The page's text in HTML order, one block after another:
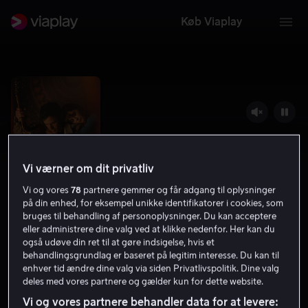
Køb Viaplay
Dreamin' Wild
6.4 Drama 2022 1 t. 46 min
11 år
HD
Vi værner om dit privatliv
Vi og vores78 partnere gemmer og får adgang til oplysninger
på din enhed, for eksempel unikke identifikatorer i cookies, som
bruges til behandling af personoplysninger. Du kan acceptere
eller administrere dine valg ved at klikke nedenfor. Her kan du
også udøve din ret til at gøre indsigelse, hvis et
behandlingsgrundlag er baseret på legitim interesse. Du kan til
enhver tid ændre dine valg via siden Privatlivspolitik. Dine valg
deles med vores partnere og gælder kun for dette website.
Vi og vores partnere behandler data for at levere: